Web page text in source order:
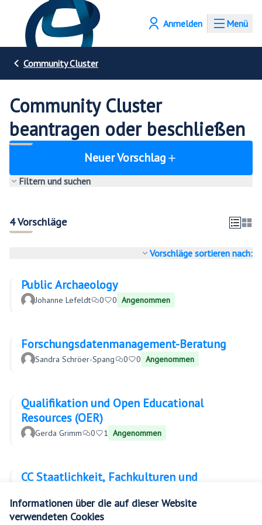
Informationen über die auf dieser Website
verwendeten Cookies
Menü
Anmelden
Community Cluster
Community Cluster
beantragen oder beschließen
Neuer Vorschlag
Filtern und suchen
4 Vorschläge
Vorschläge sortieren nach:
Public Archaeology
Johanne Lefeldt 0 0 Angenommen
Forschungsdatenmanagement-Beratung
Sandra Schröer-Spang 0 0 Angenommen
Qualifikation und Open Educational
Resources (OER)
Gerda Grimm 0 1 Angenommen
CC Staatlichkeit, Fachkulturen und
Tolin Jojo 0 0 Angenommen